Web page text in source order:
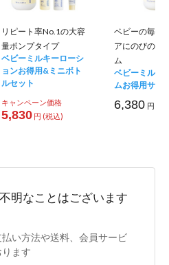
リピート率No.1の大容
量ポンプタイプ
ベビーミルキーローシ
ョンお得用&ミニボト
ルセット
キャンペーン価格
5,830 円 (税込)
ベビーの毎日
アにのびのい
ム
ベビーミルキ
ムお得用サイ
6,380 円 (税
明なことはございます
い方法や送料、会員サービ
ます